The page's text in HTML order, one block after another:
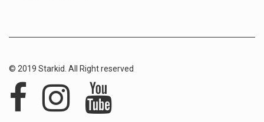
© 2019 Starkid. All Right reserved